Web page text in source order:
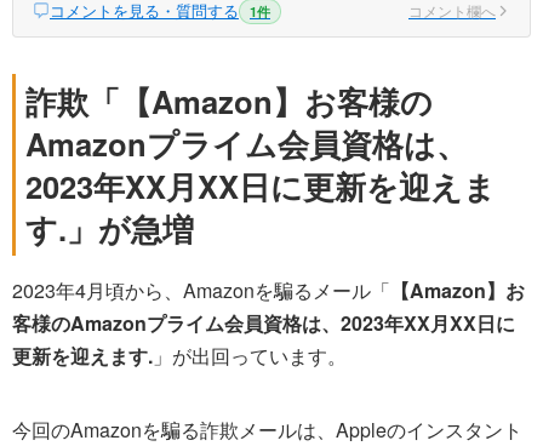
コメントを見る・質問する 1件 コメント欄へ
詐欺「【Amazon】お客様の
Amazonプライム会員資格は、
2023年XX月XX日に更新を迎えま
す.」が急増
2023年4月頃から、Amazonを騙るメール「 【Amazon】お
客様のAmazonプライム会員資格は、2023年XX月XX日に
更新を迎えます. 」が出回っています。
今回のAmazonを騙る詐欺メールは、Appleのインスタント